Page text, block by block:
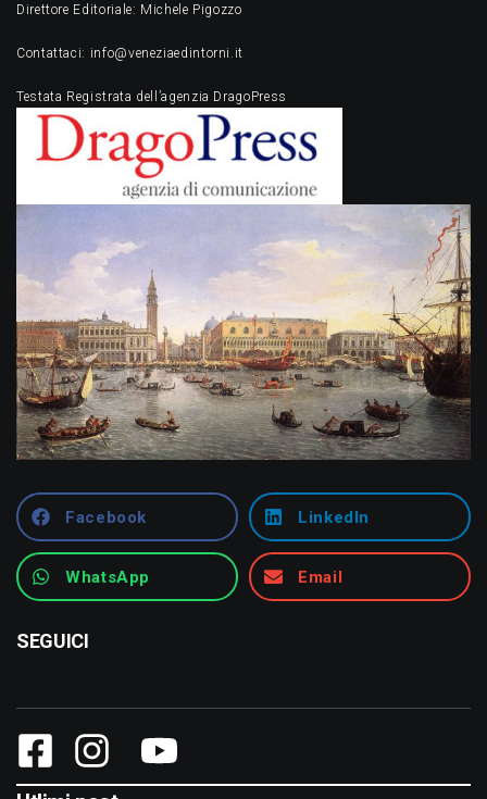
Direttore Editoriale: Michele Pigozzo
Contattaci: info@veneziaedintorni.it
Testata Registrata dell’agenzia DragoPress
Facebook LinkedIn
WhatsApp Email
SEGUICI